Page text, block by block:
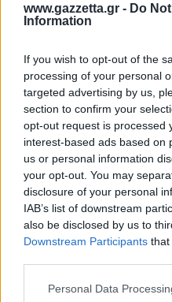
www.gazzetta.gr - Do
Information
If you wish to opt-out of the
processing of your personal
targeted advertising by us,
section to confirm your
opt-out request is processed
interest-based ads based on
us or personal information
your opt-out. You may
disclosure of your personal
IAB’s list of downstream
also be disclosed by us to
Downstream Participants that
Please note that this
Personal Data
Ο Γεραμάνης
Το βιβλίο φέρει τη
Γεραμάνη και της
εισαγωγή, τα κείμενα,
της έκδοσης τους
πλαίσιο στο οποίο
«Γεραμάνη». Ο